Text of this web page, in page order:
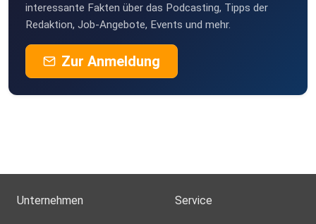
interessante Fakten über das Podcasting, Tipps der
Redaktion, Job-Angebote, Events und mehr.
Zur Anmeldung
Unternehmen Service